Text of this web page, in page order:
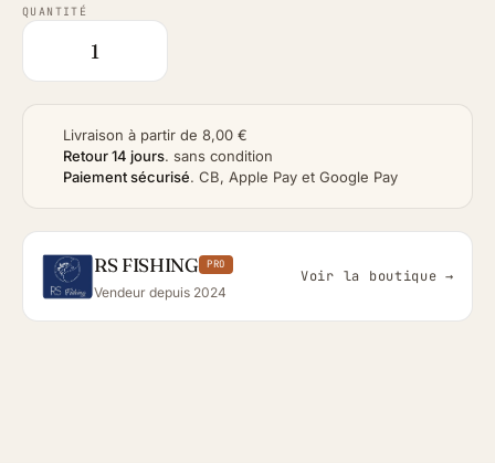
QUANTITÉ
Livraison à partir de 8,00 €
Retour 14 jours. sans condition
Paiement sécurisé. CB, Apple Pay et Google Pay
RS FISHING PRO
Vendeur depuis 2024
Voir la boutique →